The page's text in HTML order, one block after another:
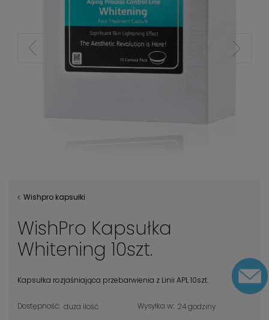
Wishpro kapsułki
WishPro Kapsułka
Whitening 10szt.
Kapsułka rozjaśniająca przebarwienia z Linii APL 10szt.
Dostępność: duża ilość Wysyłka w: 24 godziny